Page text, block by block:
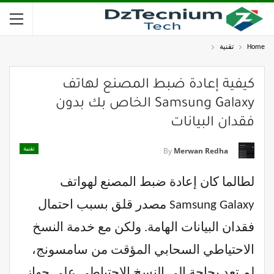
Home تقنية
كيفية إعادة ضبط المصنع لهاتف
Samsung Galaxy الخاص بك بدون
فقدان البيانات
تقنية By Merwan Redha
لطالما كان إعادة ضبط المصنع لهواتف
Samsung Galaxy مصدر قلق بسبب احتمال
فقدان البيانات الهامة. ولكن مع خدمة النسخ
الاحتياطي السحابي المؤقت من سامسونج،